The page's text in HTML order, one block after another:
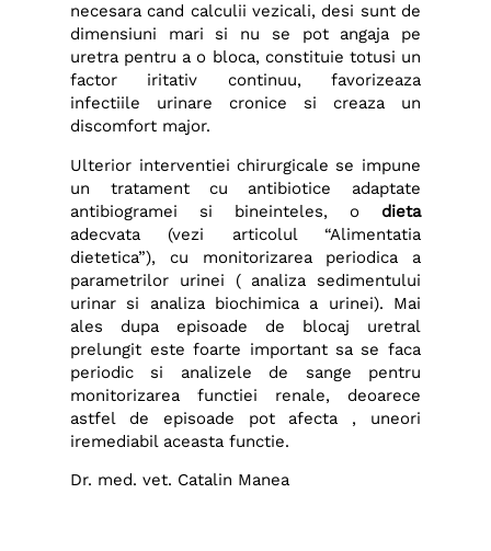
necesara cand calculii vezicali, desi sunt de
dimensiuni mari si nu se pot angaja pe
uretra pentru a o bloca, constituie totusi un
factor iritativ continuu, favorizeaza
infectiile urinare cronice si creaza un
discomfort major.
Ulterior interventiei chirurgicale se impune
un tratament cu antibiotice adaptate
antibiogramei si bineinteles, o dieta
adecvata (vezi articolul “Alimentatia
dietetica”), cu monitorizarea periodica a
parametrilor urinei ( analiza sedimentului
urinar si analiza biochimica a urinei). Mai
ales dupa episoade de blocaj uretral
prelungit este foarte important sa se faca
periodic si analizele de sange pentru
monitorizarea functiei renale, deoarece
astfel de episoade pot afecta , uneori
iremediabil aceasta functie.
Dr. med. vet. Catalin Manea